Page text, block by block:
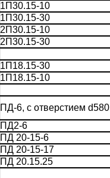
1П30.15-10
1П30.15-30
2П30.15-10
2П30.15-30
1П18.15-30
1П18.15-10
ПД-6, с отверстием d580
ПД2-6
ПД 20-15-6
ПД 20-15-17
ПД 20.15.25